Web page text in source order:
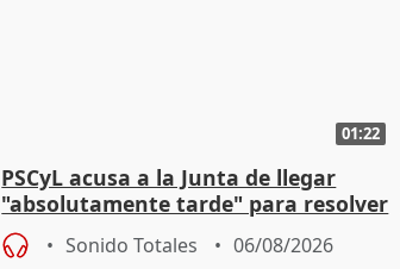
01:22
PSCyL acusa a la Junta de llegar
"absolutamente tarde" para resolver
problemas como Newcastle
Sonido Totales 06/08/2026